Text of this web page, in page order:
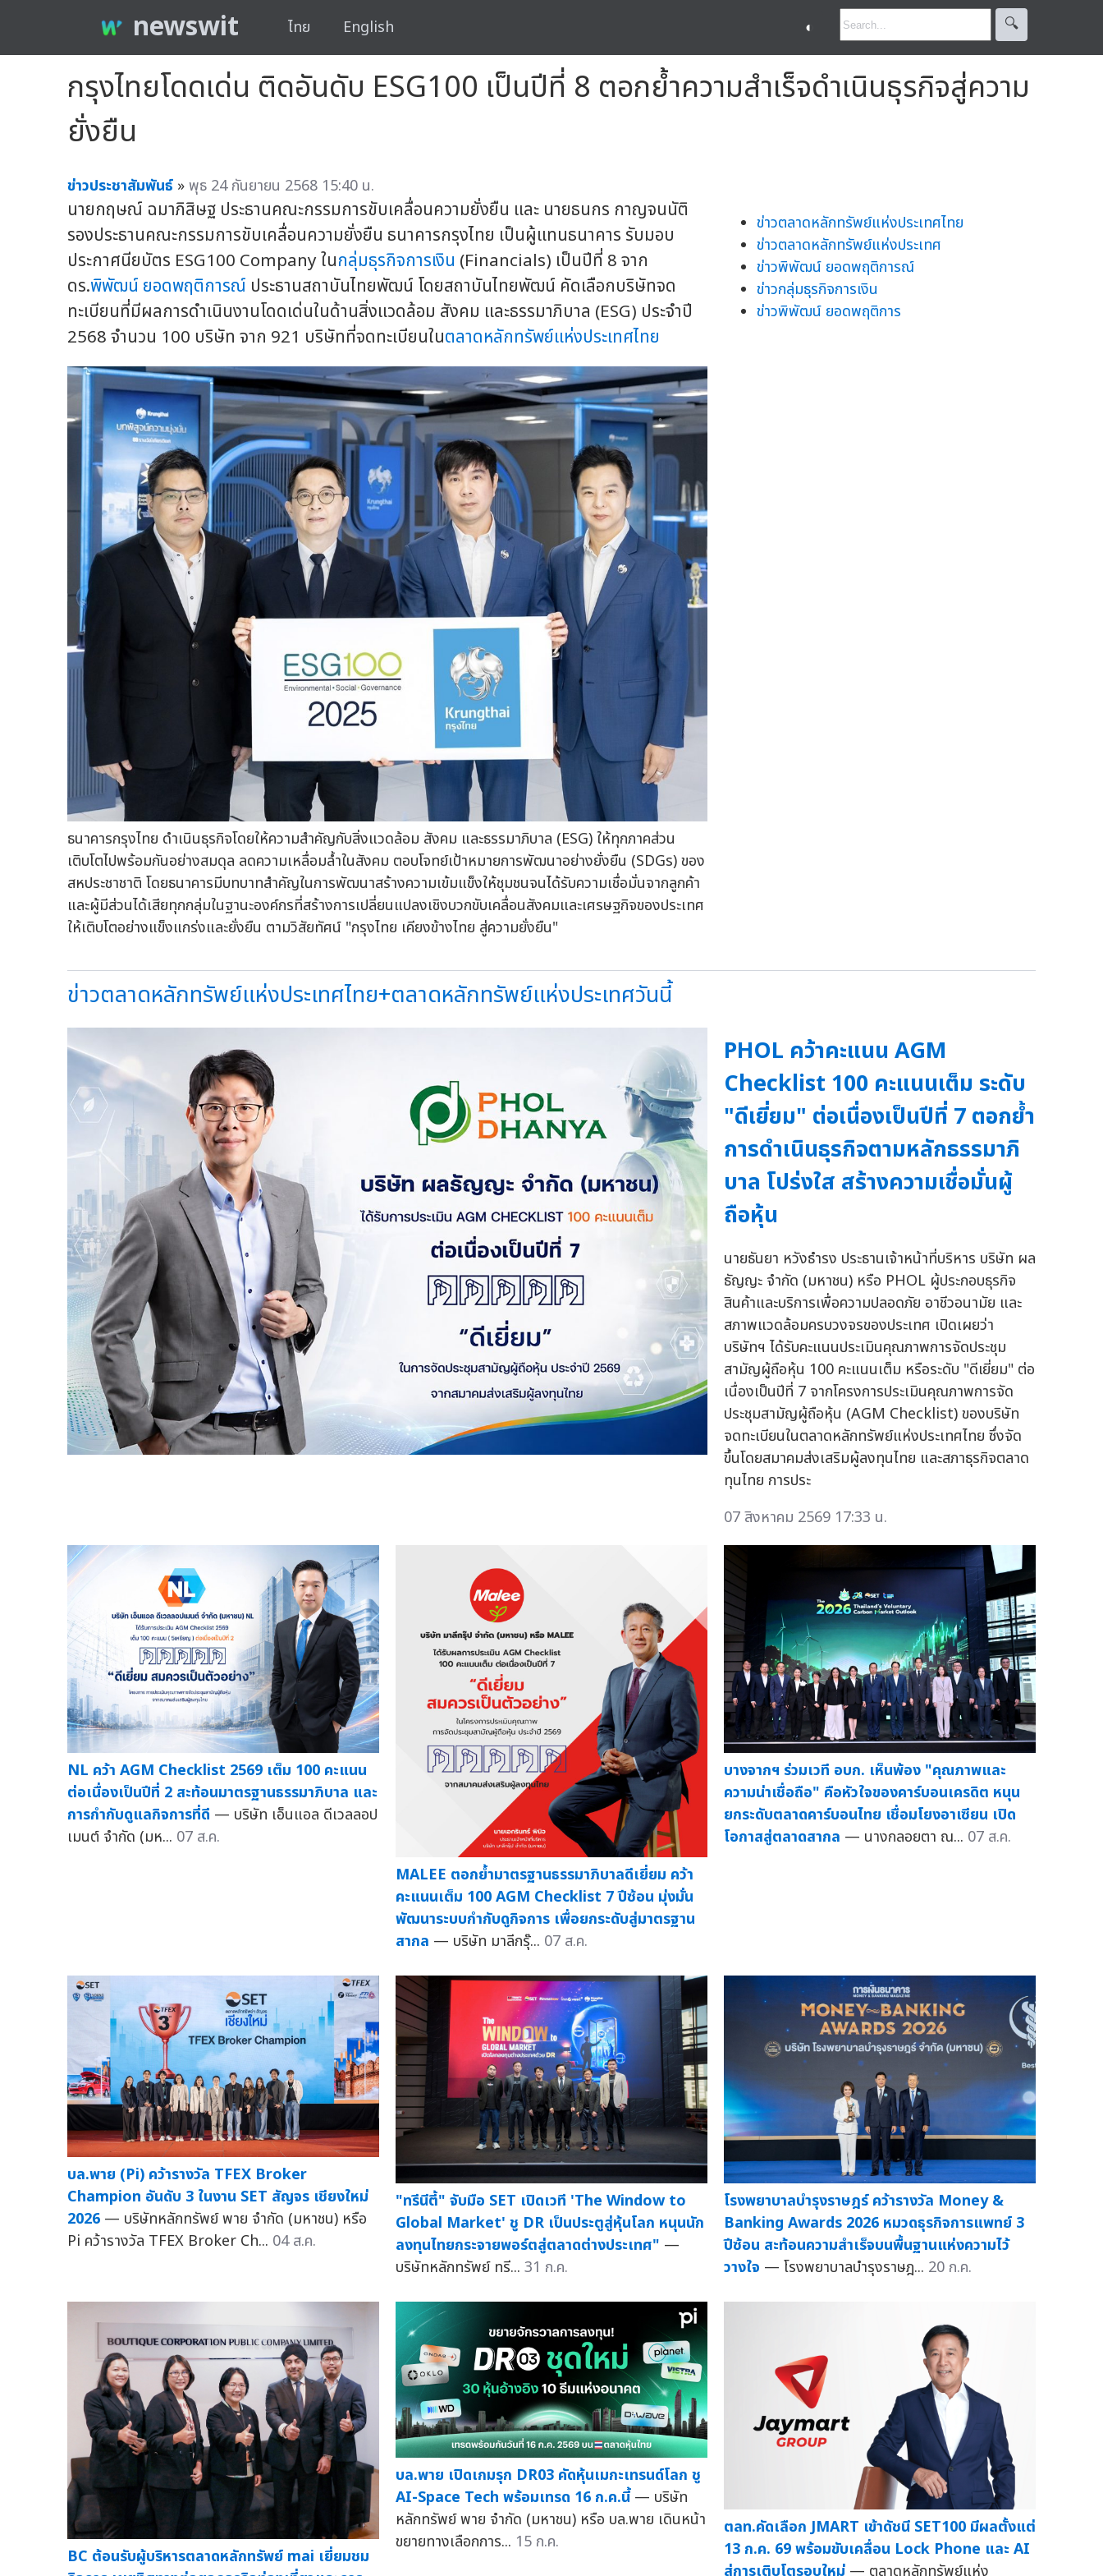
newswit ไทย English ◐ 🔍︎
กรุงไทยโดดเด่น ติดอันดับ ESG100 เป็นปีที่ 8 ตอกย้ำความสำเร็จดำเนินธุรกิจสู่ความ
ยั่งยืน
ข่าวประชาสัมพันธ์ »พุธ 24 กันยายน 2568 15:40 น.
นายกฤษณ์ ฉมาภิสิษฐ ประธานคณะกรรมการขับเคลื่อนความยั่งยืน และ นายธนกร กาญจนนัติ
รองประธานคณะกรรมการขับเคลื่อนความยั่งยืน ธนาคารกรุงไทย เป็นผู้แทนธนาคาร รับมอบ
ประกาศนียบัตร ESG100 Company ในกลุ่มธุรกิจการเงิน (Financials) เป็นปีที่ 8 จาก
ดร.พิพัฒน์ ยอดพฤติการณ์ ประธานสถาบันไทยพัฒน์ โดยสถาบันไทยพัฒน์ คัดเลือกบริษัทจด
ทะเบียนที่มีผลการดำเนินงานโดดเด่นในด้านสิ่งแวดล้อม สังคม และธรรมาภิบาล (ESG) ประจำปี
2568 จำนวน 100 บริษัท จาก 921 บริษัทที่จดทะเบียนในตลาดหลักทรัพย์แห่งประเทศไทย
ธนาคารกรุงไทย ดำเนินธุรกิจโดยให้ความสำคัญกับสิ่งแวดล้อม สังคม และธรรมาภิบาล (ESG) ให้ทุกภาคส่วน
เติบโตไปพร้อมกันอย่างสมดุล ลดความเหลื่อมล้ำในสังคม ตอบโจทย์เป้าหมายการพัฒนาอย่างยั่งยืน (SDGs) ของ
สหประชาชาติ โดยธนาคารมีบทบาทสำคัญในการพัฒนาสร้างความเข้มแข็งให้ชุมชนจนได้รับความเชื่อมั่นจากลูกค้า
และผู้มีส่วนได้เสียทุกกลุ่มในฐานะองค์กรที่สร้างการเปลี่ยนแปลงเชิงบวกขับเคลื่อนสังคมและเศรษฐกิจของประเทศ
ให้เติบโตอย่างแข็งแกร่งและยั่งยืน ตามวิสัยทัศน์ "กรุงไทย เคียงข้างไทย สู่ความยั่งยืน"
ข่าวตลาดหลักทรัพย์แห่งประเทศไทย
ข่าวตลาดหลักทรัพย์แห่งประเทศ
ข่าวพิพัฒน์ ยอดพฤติการณ์
ข่าวกลุ่มธุรกิจการเงิน
ข่าวพิพัฒน์ ยอดพฤติการ
ข่าวตลาดหลักทรัพย์แห่งประเทศไทย+ตลาดหลักทรัพย์แห่งประเทศวันนี้
PHOL คว้าคะแนน AGM
Checklist 100 คะแนนเต็ม ระดับ
"ดีเยี่ยม" ต่อเนื่องเป็นปีที่ 7 ตอกย้ำ
การดำเนินธุรกิจตามหลักธรรมาภิ
บาล โปร่งใส สร้างความเชื่อมั่นผู้
ถือหุ้น
นายธันยา หวังธำรง ประธานเจ้าหน้าที่บริหาร บริษัท ผล
ธัญญะ จำกัด (มหาชน) หรือ PHOL ผู้ประกอบธุรกิจ
สินค้าและบริการเพื่อความปลอดภัย อาชีวอนามัย และ
สภาพแวดล้อมครบวงจรของประเทศ เปิดเผยว่า
บริษัทฯ ได้รับคะแนนประเมินคุณภาพการจัดประชุม
สามัญผู้ถือหุ้น 100 คะแนนเต็ม หรือระดับ "ดีเยี่ยม" ต่อ
เนื่องเป็นปีที่ 7 จากโครงการประเมินคุณภาพการจัด
ประชุมสามัญผู้ถือหุ้น (AGM Checklist) ของบริษัท
จดทะเบียนในตลาดหลักทรัพย์แห่งประเทศไทย ซึ่งจัด
ขึ้นโดยสมาคมส่งเสริมผู้ลงทุนไทย และสภาธุรกิจตลาด
ทุนไทย การประ
07 สิงหาคม 2569 17:33 น.
NL คว้า AGM Checklist 2569 เต็ม 100 คะแนน
ต่อเนื่องเป็นปีที่ 2 สะท้อนมาตรฐานธรรมาภิบาล และ
การกำกับดูแลกิจการที่ดี — บริษัท เอ็นแอล ดีเวลลอป
เมนต์ จำกัด (มห... 07 ส.ค.
MALEE ตอกย้ำมาตรฐานธรรมาภิบาลดีเยี่ยม คว้า
คะแนนเต็ม 100 AGM Checklist 7 ปีซ้อน มุ่งมั่น
พัฒนาระบบกำกับดูกิจการ เพื่อยกระดับสู่มาตรฐาน
สากล — บริษัท มาลีกรุ๊... 07 ส.ค.
บางจากฯ ร่วมเวที อบก. เห็นพ้อง "คุณภาพและ
ความน่าเชื่อถือ" คือหัวใจของคาร์บอนเครดิต หนุน
ยกระดับตลาดคาร์บอนไทย เชื่อมโยงอาเซียน เปิด
โอกาสสู่ตลาดสากล — นางกลอยตา ณ... 07 ส.ค.
บล.พาย (Pi) คว้ารางวัล TFEX Broker
Champion อันดับ 3 ในงาน SET สัญจร เชียงใหม่
2026 — บริษัทหลักทรัพย์ พาย จำกัด (มหาชน) หรือ
Pi คว้ารางวัล TFEX Broker Ch... 04 ส.ค.
"ทรีนีตี้" จับมือ SET เปิดเวที 'The Window to
Global Market' ชู DR เป็นประตูสู่หุ้นโลก หนุนนัก
ลงทุนไทยกระจายพอร์ตสู่ตลาดต่างประเทศ" —
บริษัทหลักทรัพย์ ทรี... 31 ก.ค.
โรงพยาบาลบำรุงราษฎร์ คว้ารางวัล Money &
Banking Awards 2026 หมวดธุรกิจการแพทย์ 3
ปีซ้อน สะท้อนความสำเร็จบนพื้นฐานแห่งความไว้
วางใจ — โรงพยาบาลบำรุงราษฎ... 20 ก.ค.
BC ต้อนรับผู้บริหารตลาดหลักทรัพย์ mai เยี่ยมชม
บล.พาย เปิดเกมรุก DR03 คัดหุ้นเมกะเทรนด์โลก ชู
AI-Space Tech พร้อมเทรด 16 ก.ค.นี้ — บริษัท
หลักทรัพย์ พาย จำกัด (มหาชน) หรือ บล.พาย เดินหน้า
ขยายทางเลือกการ... 15 ก.ค.
ตลท.คัดเลือก JMART เข้าดัชนี SET100 มีผลตั้งแต่
13 ก.ค. 69 พร้อมขับเคลื่อน Lock Phone และ AI